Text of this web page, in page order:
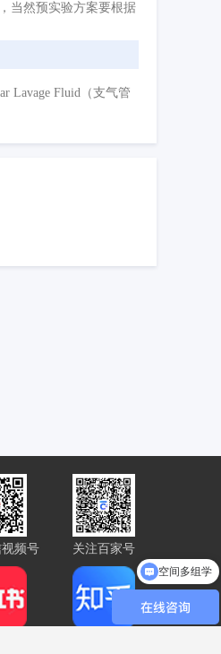
当然预实验方案要根据
Lavage Fluid（支气管
频号 关注百家号
空间多组学